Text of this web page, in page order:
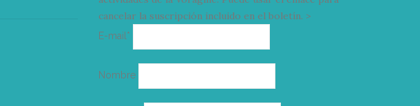
cancelar la suscripción incluido en el boletín. >
E-mail*
electrónico
Nombre